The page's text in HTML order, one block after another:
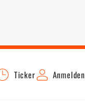
Ticker Anmelden